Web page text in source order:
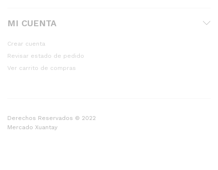
MI CUENTA
Crear cuenta
Revisar estado de pedido
Ver carrito de compras
Derechos Reservados © 2022
Mercado Xuantay